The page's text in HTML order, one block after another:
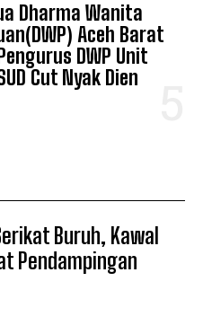
Dharma Wanita
Aceh Barat
DWP Unit
Cut Nyak Dien
Buruh, Kawal
Pendampingan